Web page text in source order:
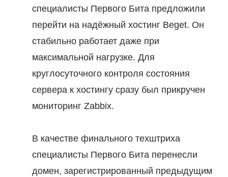
специалисты Первого Бита предложили
перейти на надёжный хостинг Beget. Он
стабильно работает даже при
максимальной нагрузке. Для
круглосуточного контроля состояния
сервера к хостингу сразу был прикручен
мониторинг Zabbix.
В качестве финального техштриха
специалисты Первого Бита перенесли
домен, зарегистрированный предыдущим